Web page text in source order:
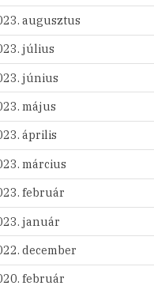
augusztus
július
június
május
április
március
február
január
december
február